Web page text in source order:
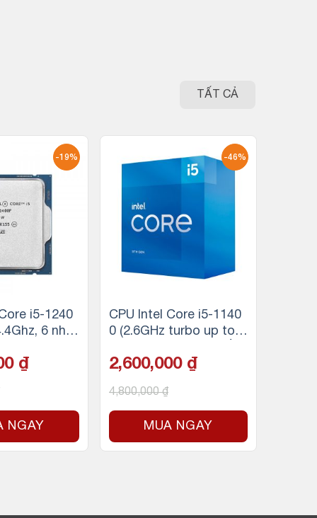
TẤT CẢ
-19%
i5-1240
6 nhâ
₫
NGAY
-46%
CPU Intel Core i5-1140
0 (2.6GHz turbo up to
g, 12MB Cache, 65W)
2,600,000 ₫
4,800,000₫
MUA NGAY